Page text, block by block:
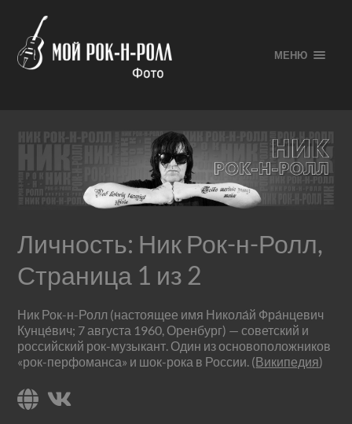
МЕНЮ
Личность: Ник Рок-н-Ролл,
Страница 1 из 2
Ник Рок-н-Ролл (настоящее имя Никола́й Фра́нцевич
Кунце́вич; 7 августа 1960, Оренбург) — советский и
российский рок-музыкант. Один из основоположников
«рок-перфоманса» и шок-рока в России. (Википедия)